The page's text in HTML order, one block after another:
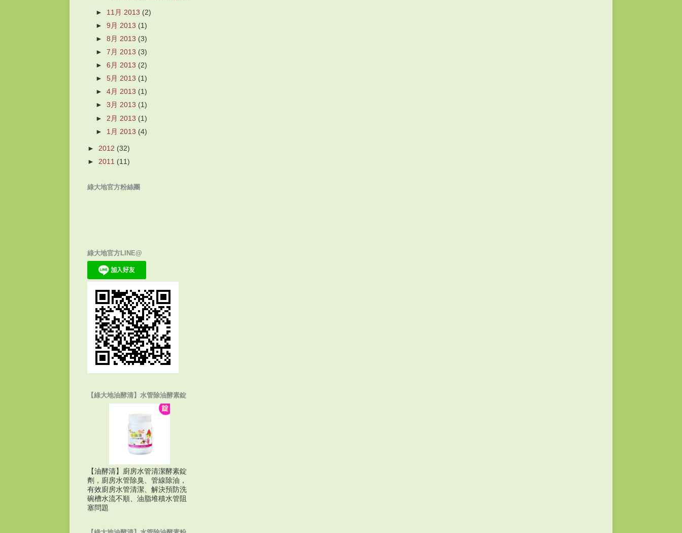
► 11月 2013 (2)
►9月 2013 (1)
►8月 2013 (3)
►7月 2013 (3)
►6月 2013 (2)
►5月 2013 (1)
►4月 2013 (1)
►3月 2013 (1)
► 2月 2013 (1)
► 1月 2013 (4)
► 2012 (32)
► 2011 (11)
綠大地官方粉絲團
綠大地官方LINE@
【綠大地油酵清】水管除油酵素錠
【油酵清】廚房水管清潔酵素錠
劑，廚房水管除臭、管線除油，
有效廚房水管清潔、解決預防洗
碗槽水流不順、油脂堆積水管阻
塞問題